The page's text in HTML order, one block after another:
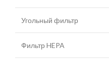
Угольный фильтр
Фильтр HEPA